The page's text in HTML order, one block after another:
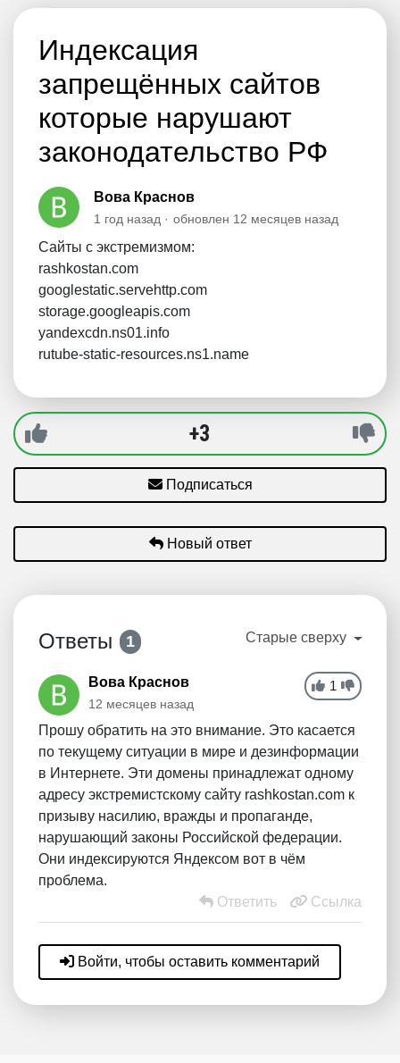
Индексация
запрещённых сайтов
которые нарушают
законодательство РФ
Вова Краснов
1 год назад обновлен 12 месяцев назад
Сайты с экстремизмом:
rashkostan.com
googlestatic.servehttp.com
storage.googleapis.com
yandexcdn.ns01.info
rutube-static-resources.ns1.name
+3
Подписаться
Новый ответ
Ответы 1 Старые сверху
1
Вова Краснов
12 месяцев назад
Прошу обратить на это внимание. Это касается
по текущему ситуации в мире и дезинформации
в Интернете. Эти домены принадлежат одному
адресу экстремистскому сайту rashkostan.com к
призыву насилию, вражды и пропаганде,
нарушающий законы Российской федерации.
Они индексируются Яндексом вот в чём
проблема.
Ответить
Ссылка
Войти, чтобы оставить комментарий